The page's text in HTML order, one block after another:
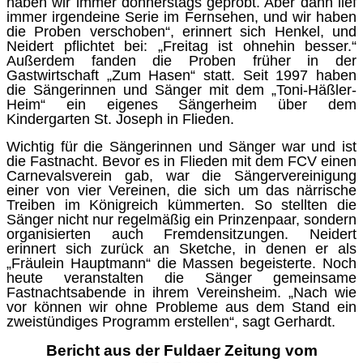
immer irgendeine Serie im Fernsehen, und wir haben
die Proben verschoben“, erinnert sich Henkel, und
Neidert pflichtet bei: „Freitag ist ohnehin besser.“
Außerdem fanden die Proben früher in der
Gastwirtschaft „Zum Hasen“ statt. Seit 1997 haben
die Sängerinnen und Sänger mit dem „Toni-Häßler-
Heim“ ein eigenes Sängerheim über dem
Kindergarten St. Joseph in Flieden.
Wichtig für die Sängerinnen und Sänger war und ist
die Fastnacht. Bevor es in Flieden mit dem FCV einen
Carnevalsverein gab, war die Sängervereinigung
einer von vier Vereinen, die sich um das närrische
Treiben im Königreich kümmerten. So stellten die
Sänger nicht nur regelmäßig ein Prinzenpaar, sondern
organisierten auch Fremdensitzungen. Neidert
erinnert sich zurück an Sketche, in denen er als
„Fräulein Hauptmann“ die Massen begeisterte. Noch
heute veranstalten die Sänger gemeinsame
Fastnachtsabende in ihrem Vereinsheim. „Nach wie
vor können wir ohne Probleme aus dem Stand ein
zweistündiges Programm erstellen“, sagt Gerhardt.
Bericht aus der Fuldaer Zeitung vom